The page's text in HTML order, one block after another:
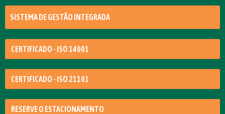
SISTEMA DE GESTÃO INTEGRADA
CERTIFICADO - ISO 14001
CERTIFICADO - ISO 21101
RESERVE O ESTACIONAMENTO